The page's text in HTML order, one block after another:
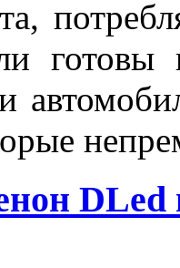
готовы
DLed